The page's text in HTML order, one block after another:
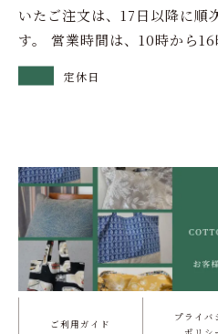
いたご注文は、17日以降に順
す。 営業時間は、10時から16
定休日
ご利用ガイド
プライバ